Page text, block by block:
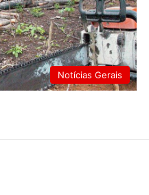
Notícias Gerais